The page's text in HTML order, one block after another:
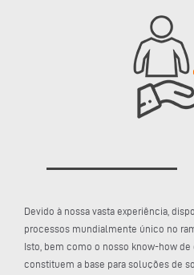
Devido à nossa vasta experiência,
processos mundialmente único no
Isto, bem como o nosso know-how
constituem a base para soluções de